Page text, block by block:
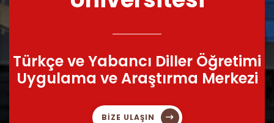
Türkçe ve Yabancı Diller Öğretimi
Uygulama ve Araştırma Merkezi
BİZE ULAŞIN